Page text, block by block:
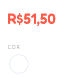
R$51,50
COR